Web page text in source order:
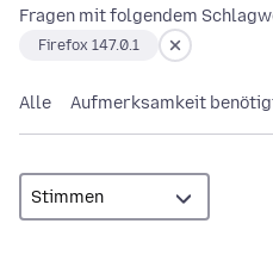
Fragen mit folgendem
Firefox 147.0.1
Alle Aufmerksamkeit